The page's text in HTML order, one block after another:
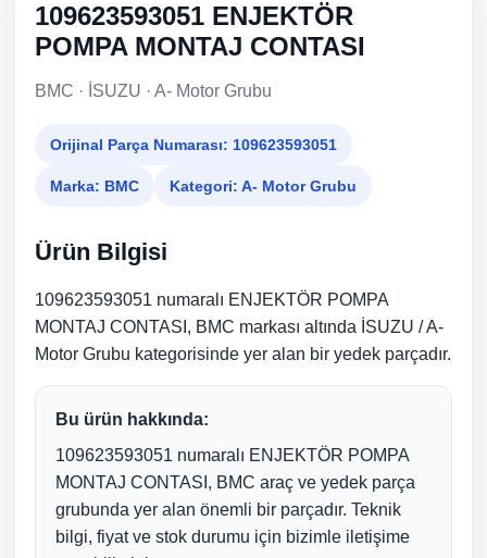
109623593051 ENJEKTÖR
POMPA MONTAJ CONTASI
BMC · İSUZU · A- Motor Grubu
Orijinal Parça Numarası: 109623593051
Marka: BMC Kategori: A- Motor Grubu
Ürün Bilgisi
109623593051 numaralı ENJEKTÖR POMPA
MONTAJ CONTASI, BMC markası altında İSUZU / A-
Motor Grubu kategorisinde yer alan bir yedek parçadır.
Bu ürün hakkında:
109623593051 numaralı ENJEKTÖR POMPA
MONTAJ CONTASI, BMC araç ve yedek parça
grubunda yer alan önemli bir parçadır. Teknik
bilgi, fiyat ve stok durumu için bizimle iletişime